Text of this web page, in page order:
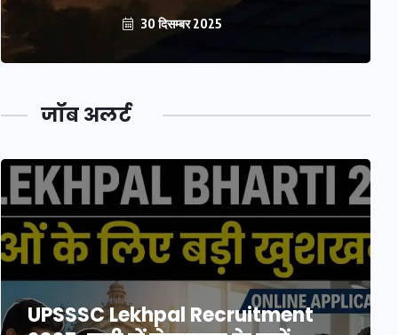
30 दिसम्बर 2025
जॉब अलर्ट
UPSSSC Lekhpal Recruitment